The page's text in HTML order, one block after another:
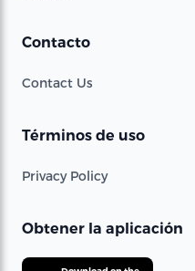
Contacto
Contact Us
Términos de uso
Privacy Policy
Obtener la aplicación